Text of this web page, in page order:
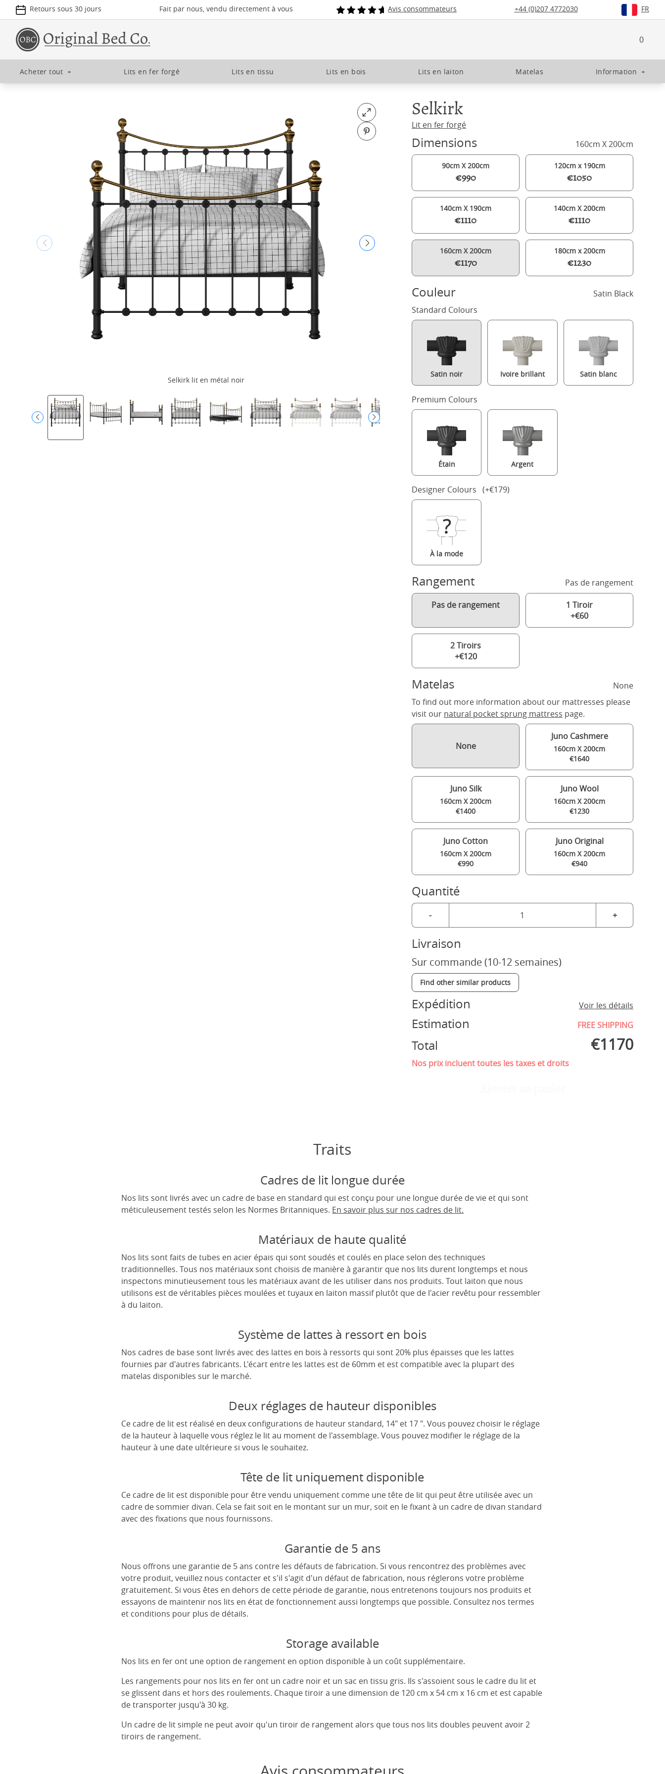
Retours sous 30 jours Fait par nous, vendu directement à vous Avis consommateurs +44 (0)207 4772030 FR
0
Acheter tout + Lits en fer forgé Lits en tissu Lits en bois Lits en laiton Matelas Information +
Open fullscreen
Pin on Pinterest
Selkirk lit en métal noir Selkirk lit en métal noir avec matelas
Selkirk
Lit en fer forgé
Dimensions 160cm X 200cm
90cm X 200cm
€990
120cm x 190cm
€1050
140cm X 190cm
€1110
140cm X 200cm
€1110
160cm X 200cm
€1170
180cm x 200cm
€1230
Couleur
Satin Black
Standard Colours
Satin noir Ivoire brillant Satin blanc
Premium Colours
Étain Argent
Designer Colours (+€179)
À la mode
Rangement Pas de rangement
Pas de rangement
1 Tiroir
+€60
2 Tiroirs
+€120
Matelas
None
To find out more information about our mattresses please
visit our natural pocket sprung mattress page.
None
Juno Cashmere
160cm X 200cm
€1640
Juno Silk
160cm X 200cm
€1400
Juno Wool
160cm X 200cm
€1230
Juno Cotton
160cm X 200cm
€990
Juno Original
160cm X 200cm
€940
Quantité
- +
Livraison
Sur commande (10-12 semaines)
Find other similar products
Expédition Voir les détails
Estimation FREE SHIPPING
Total €1170
Nos prix incluent toutes les taxes et droits
Traits
Cadres de lit longue durée
Nos lits sont livrés avec un cadre de base en standard qui est conçu pour une longue durée de vie et qui sont
méticuleusement testés selon les Normes Britanniques. En savoir plus sur nos cadres de lit.
Matériaux de haute qualité
Nos lits sont faits de tubes en acier épais qui sont soudés et coulés en place selon des techniques
traditionnelles. Tous nos matériaux sont choisis de manière à garantir que nos lits durent longtemps et nous
inspectons minutieusement tous les matériaux avant de les utiliser dans nos produits. Tout laiton que nous
utilisons est de véritables pièces moulées et tuyaux en laiton massif plutôt que de l'acier revêtu pour ressembler
à du laiton.
Système de lattes à ressort en bois
Nos cadres de base sont livrés avec des lattes en bois à ressorts qui sont 20% plus épaisses que les lattes
fournies par d'autres fabricants. L'écart entre les lattes est de 60mm et est compatible avec la plupart des
matelas disponibles sur le marché.
Deux réglages de hauteur disponibles
Ce cadre de lit est réalisé en deux configurations de hauteur standard, 14" et 17 ". Vous pouvez choisir le réglage
de la hauteur à laquelle vous réglez le lit au moment de l'assemblage. Vous pouvez modifier le réglage de la
hauteur à une date ultérieure si vous le souhaitez.
Tête de lit uniquement disponible
Ce cadre de lit est disponible pour être vendu uniquement comme une tête de lit qui peut être utilisée avec un
cadre de sommier divan. Cela se fait soit en le montant sur un mur, soit en le fixant à un cadre de divan standard
avec des fixations que nous fournissons.
Garantie de 5 ans
Nous offrons une garantie de 5 ans contre les défauts de fabrication. Si vous rencontrez des problèmes avec
votre produit, veuillez nous contacter et s'il s'agit d'un défaut de fabrication, nous réglerons votre problème
gratuitement. Si vous êtes en dehors de cette période de garantie, nous entretenons toujours nos produits et
essayons de maintenir nos lits en état de fonctionnement aussi longtemps que possible. Consultez nos termes
et conditions pour plus de détails.
Storage available
Nos lits en fer ont une option de rangement en option disponible à un coût supplémentaire.
Les rangements pour nos lits en fer ont un cadre noir et un sac en tissu gris. Ils s'assoient sous le cadre du lit et
se glissent dans et hors des roulements. Chaque tiroir a une dimension de 120 cm x 54 cm x 16 cm et est capable
de transporter jusqu'à 30 kg.
Un cadre de lit simple ne peut avoir qu'un tiroir de rangement alors que tous nos lits doubles peuvent avoir 2
tiroirs de rangement.